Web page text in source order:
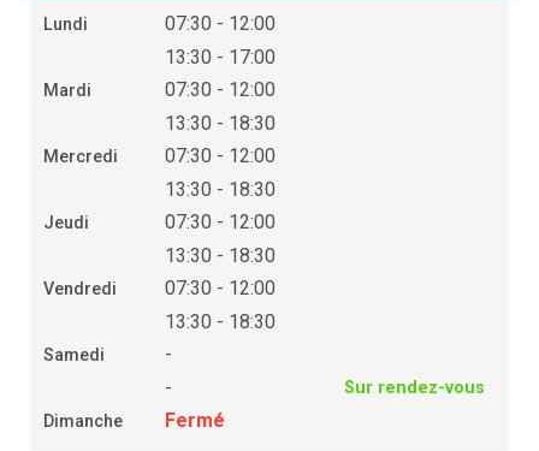
Lundi
07:30 - 12:00
13:30 - 17:00
Mardi
07:30 - 12:00
13:30 - 18:30
Mercredi
07:30 - 12:00
13:30 - 18:30
Jeudi
07:30 - 12:00
13:30 - 18:30
Vendredi
07:30 - 12:00
13:30 - 18:30
Samedi
-
-
Sur rendez-vous
Dimanche
Fermé